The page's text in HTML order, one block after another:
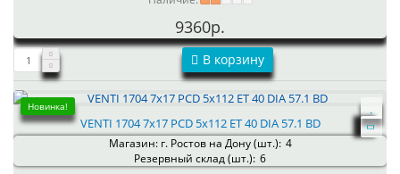
9360р.
В корзину
Новинка!
VENTI 1704 7x17 PCD 5x112 ET 40 DIA 57.1 BD
Магазин: г. Ростов на Дону (шт.): 4
Резервный склад (шт.): 6